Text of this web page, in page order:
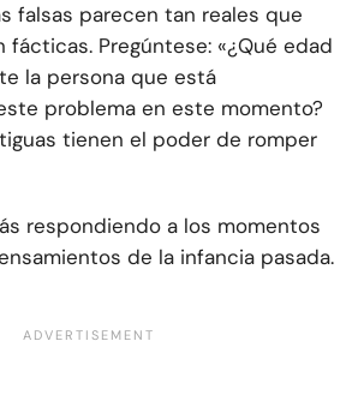
falsas parecen tan reales que
Pregúntese: «¿Qué edad
la persona que está
problema en este momento?
tienen el poder de romper
respondiendo a los momentos
de la infancia pasada.